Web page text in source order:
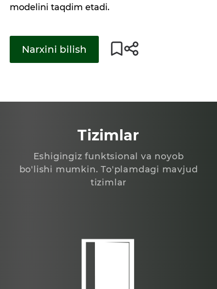
modelini taqdim etadi.
Narxini bilish
Tizimlar
Eshigingiz funktsional va noyob
bo'lishi mumkin. To'plamdagi mavjud
tizimlar